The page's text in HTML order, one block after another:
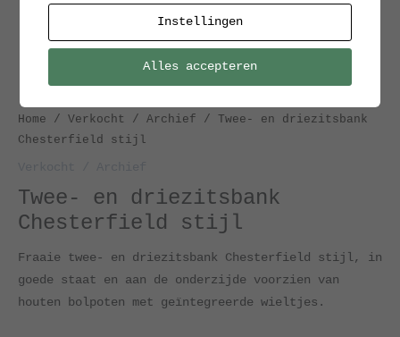
Home / Verkocht / Archief / Twee- en driezitsbank
Chesterfield stijl
Twee- en driezitsbank
Chesterfield stijl
Fraaie twee- en driezitsbank Chesterfield stijl, in
goede staat en aan de onderzijde voorzien van
houten bolpoten met geïntegreerde wieltjes.
Instellingen
Alles accepteren